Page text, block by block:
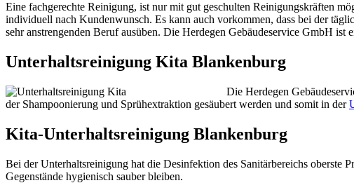
Eine fachgerechte Reinigung, ist nur mit gut geschulten Reinigungskräften
individuell nach Kundenwunsch. Es kann auch vorkommen, dass bei der
sehr anstrengenden Beruf ausüben. Die Herdegen Gebäudeservice GmbH ist
Unterhaltsreinigung Kita Blankenburg
Die Herdegen
der Shampoonierung und Sprühextraktion gesäubert werden und somit in der
Kita-Unterhaltsreinigung Blankenburg
Bei der Unterhaltsreinigung hat die Desinfektion des Sanitärbereichs oberste
Gegenstände hygienisch sauber bleiben.